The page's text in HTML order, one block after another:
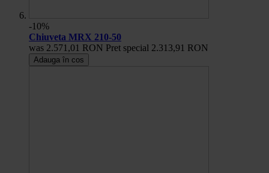
-10%
Chiuveta MRX 210-50
was 2.571,01 RON Pret special 2.313,91 RON
Adauga în cos